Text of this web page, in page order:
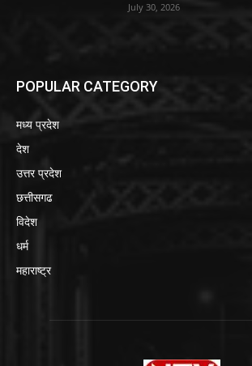
July 30, 2026
POPULAR CATEGORY
मध्य प्रदेश
देश
उत्तर प्रदेश
छत्तीसगढ
विदेश
धर्म
महाराष्ट्र